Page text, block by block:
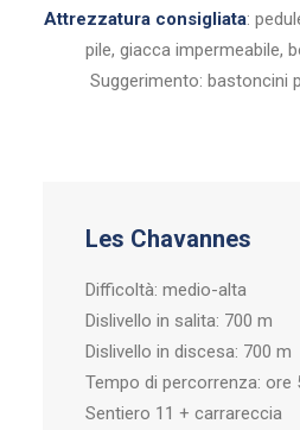
Attrezzatura consigliata:
pile, giacca impermeabile,
Suggerimento: bastoncini
Les Chavannes
Difficoltà: medio-alta
Dislivello in salita: 700 m
Dislivello in discesa: 700 m
Tempo di percorrenza: ore
Sentiero 11 + carrareccia